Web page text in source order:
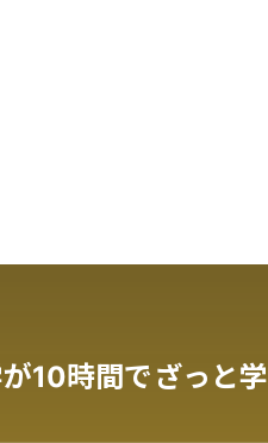
10時間でざっと学